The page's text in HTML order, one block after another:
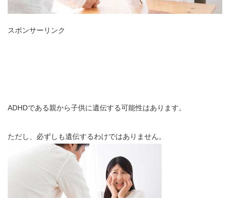
スポンサーリンク
ADHDである親から子供に遺伝する可能性はあります。
ただし、必ずしも遺伝するわけではありません。